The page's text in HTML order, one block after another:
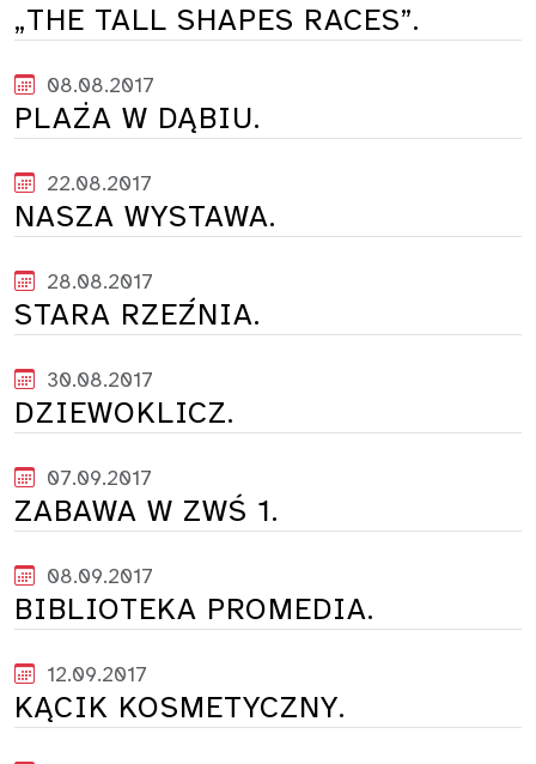
„THE TALL SHAPES RACES”.
08.08.2017
PLAŻA W DĄBIU.
22.08.2017
NASZA WYSTAWA.
28.08.2017
STARA RZEŹNIA.
30.08.2017
DZIEWOKLICZ.
07.09.2017
ZABAWA W ZWŚ 1.
08.09.2017
BIBLIOTEKA PROMEDIA.
12.09.2017
KĄCIK KOSMETYCZNY.